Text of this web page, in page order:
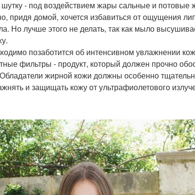
- под воздействием жары сальные и потовые
придя домой, хочется избавиться от ощущения
Но лучше этого не делать, так как мыло
позаботится об интенсивном увлажнении
фильтры - продукт, который должен прочно
Обладатели жирной кожи должны особенно
и защищать кожу от ультрафиолетового